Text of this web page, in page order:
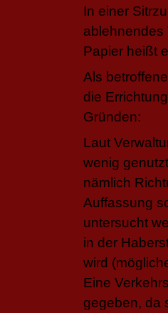
In einer
ablehnendes
Papier heißt
Als
die
Gründen:
Laut
wenig
nämlich
Auffassung
untersucht
in der
wird
Eine
gegeben, da